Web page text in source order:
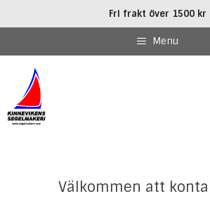
Fri frakt över 1500 kr
Menu
Välkommen att